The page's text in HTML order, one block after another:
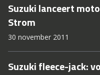
Suzuki lanceert
Strom
30 november 2011
Suzuki fleece-jack: